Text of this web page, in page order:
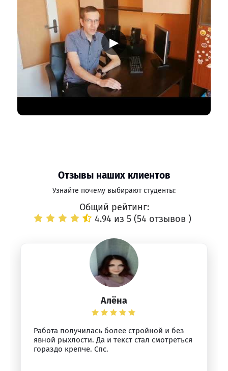
▶
Отзывы наших клиентов
Узнайте почему выбирают студенты:
Общий рейтинг:
4.94 из 5 (54 отзывов )
Алёна
Работа получилась более стройной и без
явной рыхлости. Да и текст стал смотреться
гораздо крепче. Спс.